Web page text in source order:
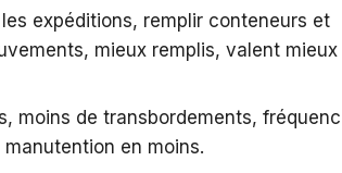
expéditions, remplir conteneurs et
mieux remplis, valent mieux
moins de transbordements,
en moins.